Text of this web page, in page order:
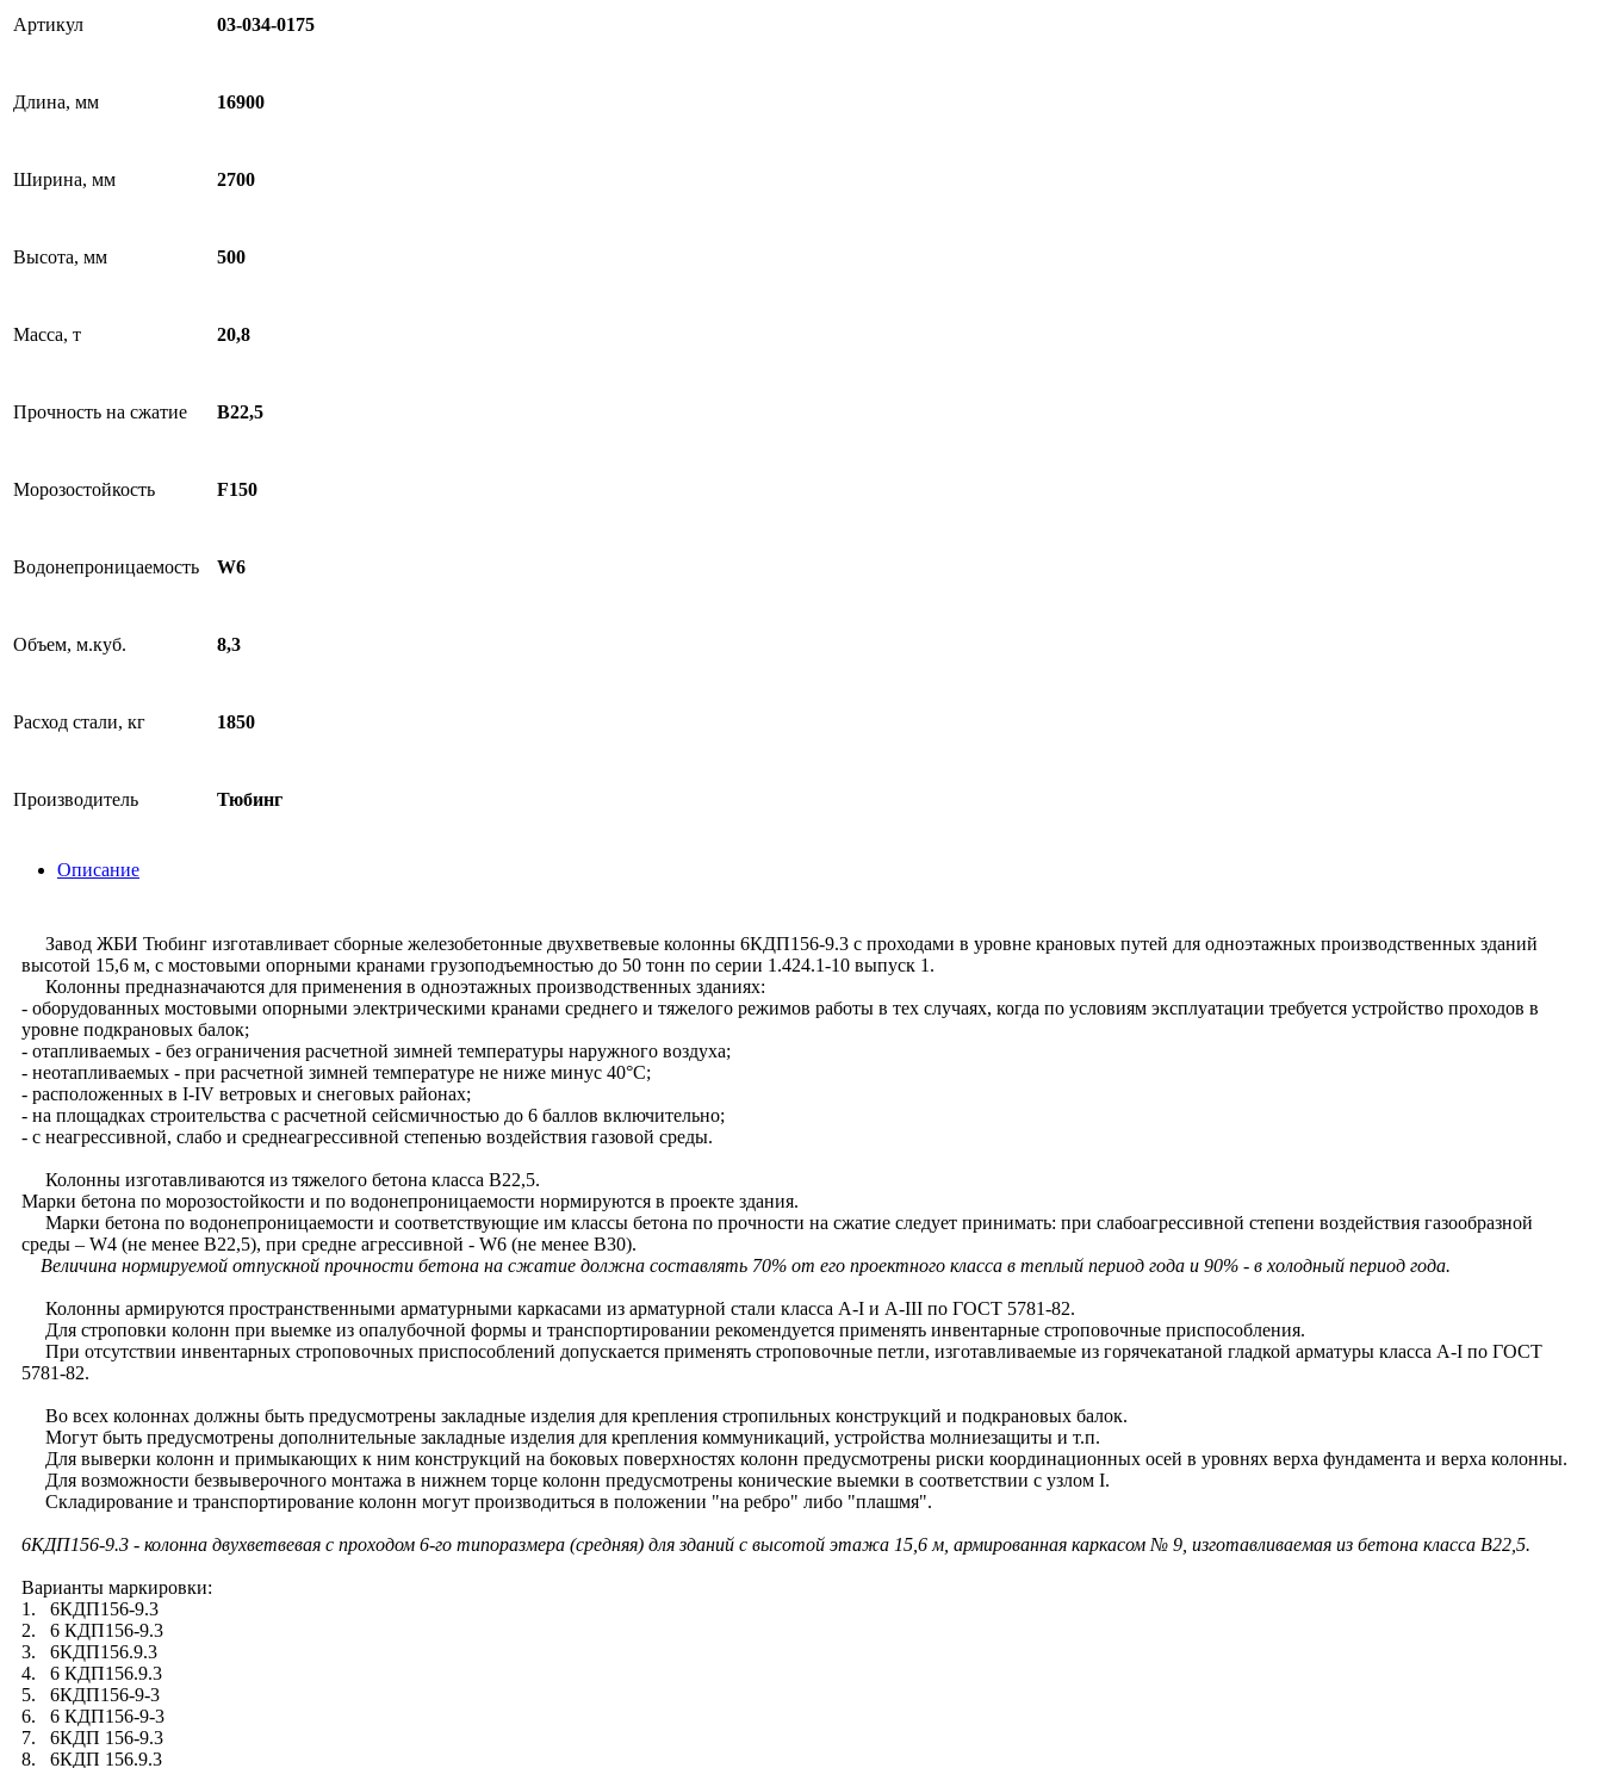
Артикул 03-034-0175
Длина, мм 16900
Ширина, мм 2700
Высота, мм 500
Масса, т 20,8
Прочность на сжатие B22,5
Морозостойкость F150
Водонепроницаемость W6
Объем, м.куб. 8,3
Расход стали, кг 1850
Производитель Тюбинг
Описание
Завод ЖБИ Тюбинг изготавливает сборные железобетонные двухветвевые колонны 6КДП156-9.3 с проходами в уровне крановых путей для одноэтажных производственных зданий
высотой 15,6 м, с мостовыми опорными кранами грузоподъемностью до 50 тонн по серии 1.424.1-10 выпуск 1.
Колонны предназначаются для применения в одноэтажных производственных зданиях:
- оборудованных мостовыми опорными электрическими кранами среднего и тяжелого режимов работы в тех случаях, когда по условиям эксплуатации требуется устройство проходов в
уровне подкрановых балок;
- отапливаемых - без ограничения расчетной зимней температуры наружного воздуха;
- неотапливаемых - при расчетной зимней температуре не ниже минус 40°С;
- расположенных в I-IV ветровых и снеговых районах;
- на площадках строительства с расчетной сейсмичностью до 6 баллов включительно;
- с неагрессивной, слабо и среднеагрессивной степенью воздействия газовой среды.
Колонны изготавливаются из тяжелого бетона класса В22,5.
Марки бетона по морозостойкости и по водонепроницаемости нормируются в проекте здания.
Марки бетона по водонепроницаемости и соответствующие им классы бетона по прочности на сжатие следует принимать: при слабоагрессивной степени воздействия газообразной
среды – W4 (не менее В22,5), при средне агрессивной - W6 (не менее В30).
Величина нормируемой отпускной прочности бетона на сжатие должна составлять 70% от его проектного класса в теплый период года и 90% - в холодный период года.
Колонны армируются пространственными арматурными каркасами из арматурной стали класса A-I и A-III по ГОСТ 5781-82.
Для строповки колонн при выемке из опалубочной формы и транспортировании рекомендуется применять инвентарные строповочные приспособления.
При отсутствии инвентарных строповочных приспособлений допускается применять строповочные петли, изготавливаемые из горячекатаной гладкой арматуры класса A-I по ГОСТ
5781-82.
Во всех колоннах должны быть предусмотрены закладные изделия для крепления стропильных конструкций и подкрановых балок.
Могут быть предусмотрены дополнительные закладные изделия для крепления коммуникаций, устройства молниезащиты и т.п.
Для выверки колонн и примыкающих к ним конструкций на боковых поверхностях колонн предусмотрены риски координационных осей в уровнях верха фундамента и верха колонны.
Для возможности безвыверочного монтажа в нижнем торце колонн предусмотрены конические выемки в соответствии с узлом I.
Складирование и транспортирование колонн могут производиться в положении "на ребро" либо "плашмя".
6КДП156-9.3 - колонна двухветвевая с проходом 6-го типоразмера (средняя) для зданий с высотой этажа 15,6 м, армированная каркасом № 9, изготавливаемая из бетона класса В22,5.
Варианты маркировки:
1. 6КДП156-9.3
2. 6 КДП156-9.3
3. 6КДП156.9.3
4. 6 КДП156.9.3
5. 6КДП156-9-3
6. 6 КДП156-9-3
7. 6КДП 156-9.3
8. 6КДП 156.9.3